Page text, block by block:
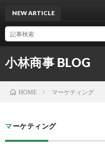
小林商事 BLOG
NEW ARTICLE
HOME マーケティング
マーケティング